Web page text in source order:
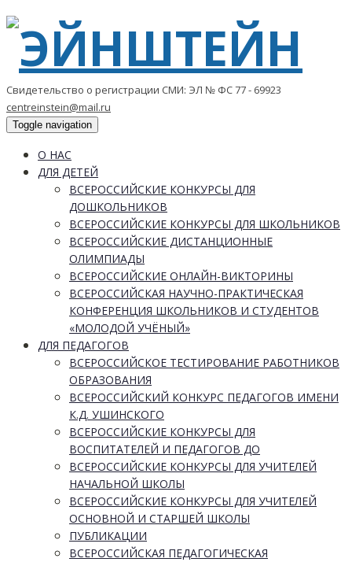
Свидетельство о регистрации СМИ: ЭЛ № ФС 77 - 69923
centreinstein@mail.ru
Toggle navigation
О НАС
ДЛЯ ДЕТЕЙ
ВСЕРОССИЙСКИЕ КОНКУРСЫ ДЛЯ
ДОШКОЛЬНИКОВ
ВСЕРОССИЙСКИЕ КОНКУРСЫ ДЛЯ ШКОЛЬНИКОВ
ВСЕРОССИЙСКИЕ ДИСТАНЦИОННЫЕ
ОЛИМПИАДЫ
ВСЕРОССИЙСКИЕ ОНЛАЙН-ВИКТОРИНЫ
ВСЕРОССИЙСКАЯ НАУЧНО-ПРАКТИЧЕСКАЯ
КОНФЕРЕНЦИЯ ШКОЛЬНИКОВ И СТУДЕНТОВ
«МОЛОДОЙ УЧЁНЫЙ»
ДЛЯ ПЕДАГОГОВ
ВСЕРОССИЙСКОЕ ТЕСТИРОВАНИЕ РАБОТНИКОВ
ОБРАЗОВАНИЯ
ВСЕРОССИЙСКИЙ КОНКУРС ПЕДАГОГОВ ИМЕНИ
К.Д. УШИНСКОГО
ВСЕРОССИЙСКИЕ КОНКУРСЫ ДЛЯ
ВОСПИТАТЕЛЕЙ И ПЕДАГОГОВ ДО
ВСЕРОССИЙСКИЕ КОНКУРСЫ ДЛЯ УЧИТЕЛЕЙ
НАЧАЛЬНОЙ ШКОЛЫ
ВСЕРОССИЙСКИЕ КОНКУРСЫ ДЛЯ УЧИТЕЛЕЙ
ОСНОВНОЙ И СТАРШЕЙ ШКОЛЫ
ПУБЛИКАЦИИ
ВСЕРОССИЙСКАЯ ПЕДАГОГИЧЕСКАЯ